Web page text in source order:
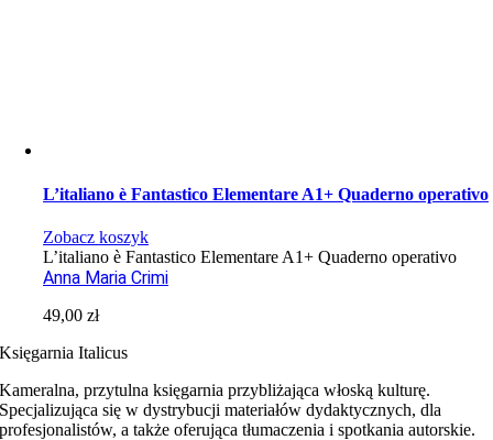
L’italiano è Fantastico Elementare A1+ Quaderno operativo
Zobacz koszyk
L’italiano è Fantastico Elementare A1+ Quaderno operativo
Anna Maria Crimi
49,00zł
Księgarnia Italicus
Kameralna, przytulna księgarnia przybliżająca włoską kulturę.
Specjalizująca się w dystrybucji materiałów dydaktycznych, dla
profesjonalistów, a także oferująca tłumaczenia i spotkania autorskie.